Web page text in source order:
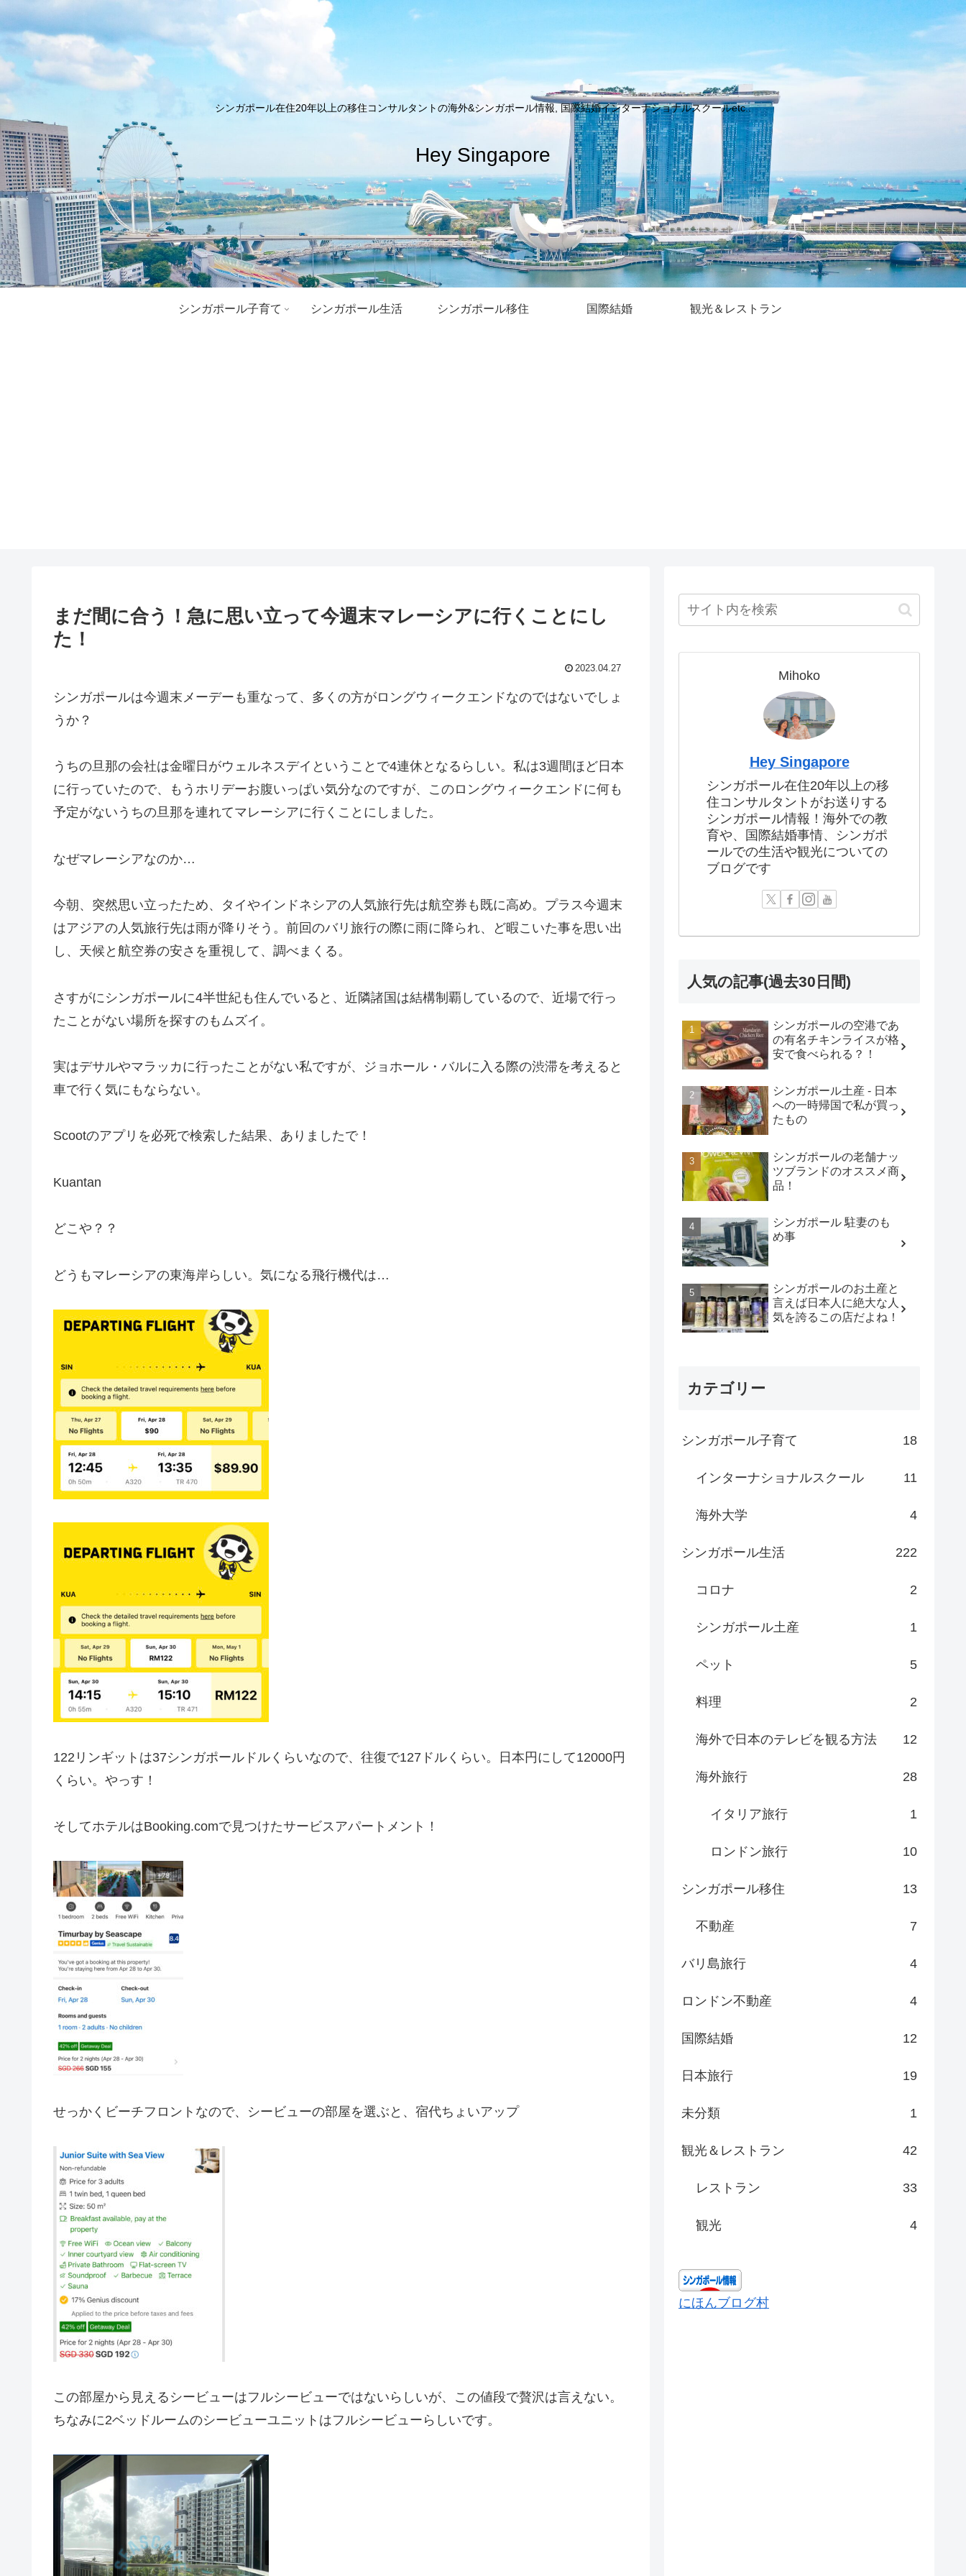
シンガポール在住20年以上の移住コンサルタントの海外&シンガポール情報, 国際結婚インターナショナルスクールetc..
Hey Singapore
シンガポール子育て シンガポール生活 シンガポール移住 国際結婚 観光＆レストラン
まだ間に合う！急に思い立って今週末マレーシアに行くことにし
た！
2023.04.27
シンガポールは今週末メーデーも重なって、多くの方がロングウィークエンドなのではないでしょ
うか？
うちの旦那の会社は金曜日がウェルネスデイということで4連休となるらしい。私は3週間ほど日本
に行っていたので、もうホリデーお腹いっぱい気分なのですが、このロングウィークエンドに何も
予定がないうちの旦那を連れてマレーシアに行くことにしました。
なぜマレーシアなのか…
今朝、突然思い立ったため、タイやインドネシアの人気旅行先は航空券も既に高め。プラス今週末
はアジアの人気旅行先は雨が降りそう。前回のバリ旅行の際に雨に降られ、ど暇こいた事を思い出
し、天候と航空券の安さを重視して、調べまくる。
さすがにシンガポールに4半世紀も住んでいると、近隣諸国は結構制覇しているので、近場で行っ
たことがない場所を探すのもムズイ。
実はデサルやマラッカに行ったことがない私ですが、ジョホール・バルに入る際の渋滞を考えると
車で行く気にもならない。
Scootのアプリを必死で検索した結果、ありましたで！
Kuantan
どこや？？
どうもマレーシアの東海岸らしい。気になる飛行機代は…
122リンギットは37シンガポールドルくらいなので、往復で127ドルくらい。日本円にして12000円
くらい。やっす！
そしてホテルはBooking.comで見つけたサービスアパートメント！
せっかくビーチフロントなので、シービューの部屋を選ぶと、宿代ちょいアップ
この部屋から見えるシービューはフルシービューではないらしいが、この値段で贅沢は言えない。
ちなみに2ベッドルームのシービューユニットはフルシービューらしいです。
Mihoko
Hey Singapore
シンガポール在住20年以上の移
住コンサルタントがお送りする
シンガポール情報！海外での教
育や、国際結婚事情、シンガポ
ールでの生活や観光についての
ブログです
人気の記事(過去30日間)
シンガポールの空港であ
の有名チキンライスが格
安で食べられる？！
シンガポール土産 - 日本
への一時帰国で私が買っ
たもの
シンガポールの老舗ナッ
ツブランドのオススメ商
品！
シンガポール 駐妻のも
め事
シンガポールのお土産と
言えば日本人に絶大な人
気を誇るこの店だよね！
カテゴリー
シンガポール子育て 18
インターナショナルスクール 11
海外大学 4
シンガポール生活 222
コロナ 2
シンガポール土産 1
ペット 5
料理 2
海外で日本のテレビを観る方法 12
海外旅行 28
イタリア旅行 1
ロンドン旅行 10
シンガポール移住 13
不動産 7
バリ島旅行 4
ロンドン不動産 4
国際結婚 12
日本旅行 19
未分類 1
観光＆レストラン 42
レストラン 33
観光 4
にほんブログ村